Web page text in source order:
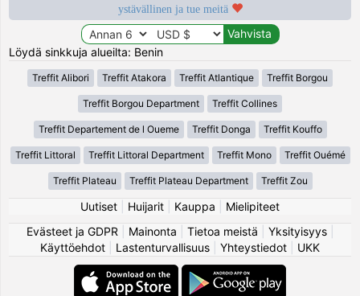
ystävällinen ja tue meitä
Löydä sinkkuja alueilta: Benin
Treffit Alibori Treffit Atakora Treffit Atlantique Treffit Borgou
Treffit Borgou Department Treffit Collines
Treffit Departement de l Oueme Treffit Donga Treffit Kouffo
Treffit Littoral Treffit Littoral Department Treffit Mono Treffit Ouémé
Treffit Plateau Treffit Plateau Department Treffit Zou
Uutiset Huijarit Kauppa
Mielipiteet
Evästeet ja GDPR
Mainonta Tietoa meistä Yksityisyys|
Käyttöehdot
Lastenturvallisuus Yhteystiedot UKK